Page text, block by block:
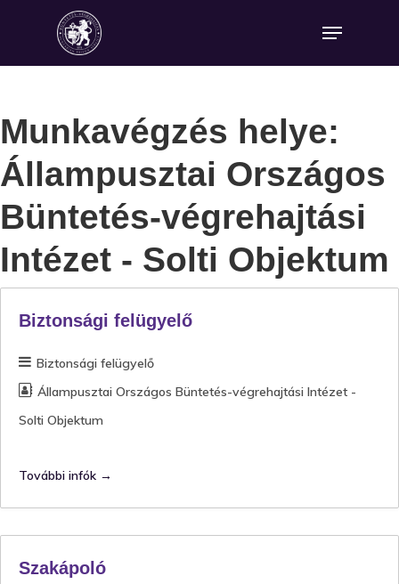
Munkavégzés helye:
Állampusztai Országos
Büntetés-végrehajtási
Intézet - Solti Objektum
Biztonsági felügyelő
Biztonsági felügyelő
Állampusztai Országos Büntetés-végrehajtási Intézet -
Solti Objektum
További infók
Szakápoló